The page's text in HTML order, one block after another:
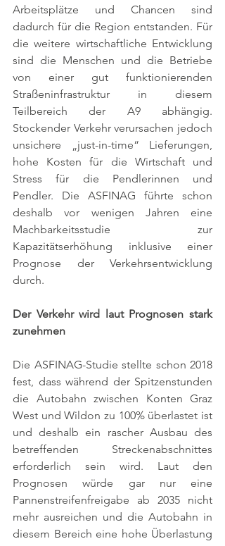
Arbeitsplätze und Chancen sind
dadurch für die Region entstanden. Für
die weitere wirtschaftliche Entwicklung
sind die Menschen und die Betriebe
von einer gut funktionierenden
Straßeninfrastruktur in diesem
Teilbereich der A9 abhängig.
Stockender Verkehr verursachen jedoch
unsichere „just-in-time“ Lieferungen,
hohe Kosten für die Wirtschaft und
Stress für die Pendlerinnen und
Pendler. Die ASFINAG führte schon
deshalb vor wenigen Jahren eine
Machbarkeitsstudie zur
Kapazitätserhöhung inklusive einer
Prognose der Verkehrsentwicklung
durch.
Der Verkehr wird laut Prognosen stark
zunehmen
Die ASFINAG-Studie stellte schon 2018
fest, dass während der Spitzenstunden
die Autobahn zwischen Konten Graz
West und Wildon zu 100% überlastet ist
und deshalb ein rascher Ausbau des
betreffenden Streckenabschnittes
erforderlich sein wird. Laut den
Prognosen würde gar nur eine
Pannenstreifenfreigabe ab 2035 nicht
mehr ausreichen und die Autobahn in
diesem Bereich eine hohe Überlastung